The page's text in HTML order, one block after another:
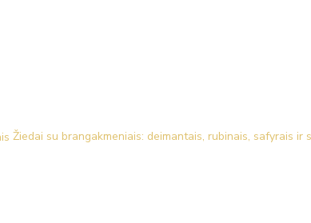
Žiedai su brangakmeniais: deimantais, rubinais, safyrais ir